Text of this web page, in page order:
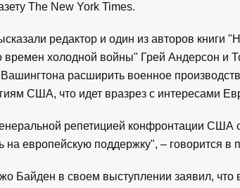
The New York Times.
редактор и один из авторов книги
времен холодной войны" Грей Андерсон и
расширить военное
США, что идет вразрез с интересами
репетицией конфронтации США
на европейскую поддержку", – говорится в
Байден в своем выступлении заявил, что